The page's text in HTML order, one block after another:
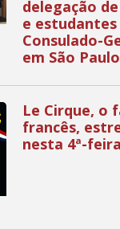
delegação
e
Consulado-
em São Paulo
Le Cirque, o
francês,
nesta 4ª-